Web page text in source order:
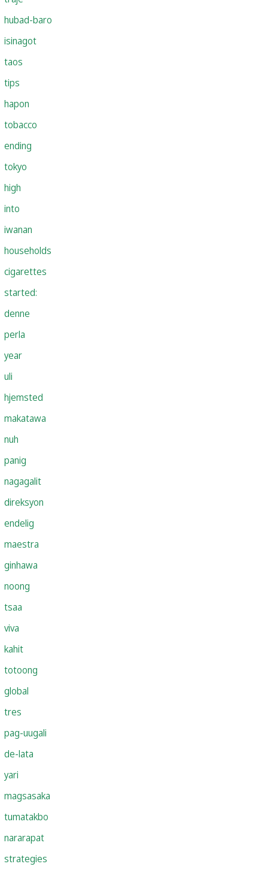
hubad-baro
isinagot
taos
tips
hapon
tobacco
ending
tokyo
high
into
iwanan
households
cigarettes
started:
denne
perla
year
uli
hjemsted
makatawa
nuh
panig
nagagalit
direksyon
endelig
maestra
ginhawa
noong
tsaa
viva
kahit
totoong
global
tres
pag-uugali
de-lata
yari
magsasaka
tumatakbo
nararapat
strategies